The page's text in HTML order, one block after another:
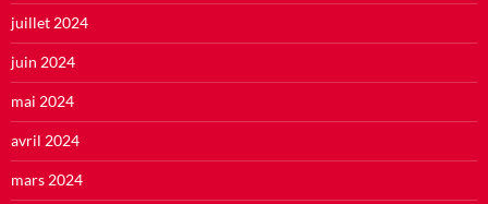
juillet 2024
juin 2024
mai 2024
avril 2024
mars 2024